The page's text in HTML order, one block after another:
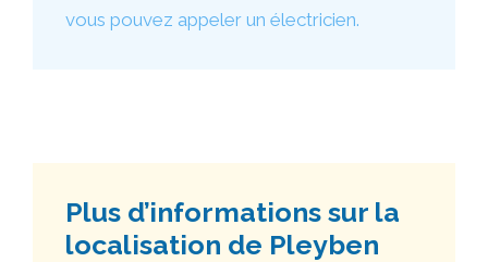
vous pouvez appeler un électricien.
Plus d’informations sur la
localisation de Pleyben